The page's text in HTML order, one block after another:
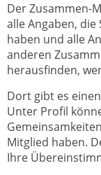
Der Zusammen-
alle Angaben,
haben und alle
anderen
herausfinden,
Dort gibt es
Unter Profil
Mitglied haben.
Ihre